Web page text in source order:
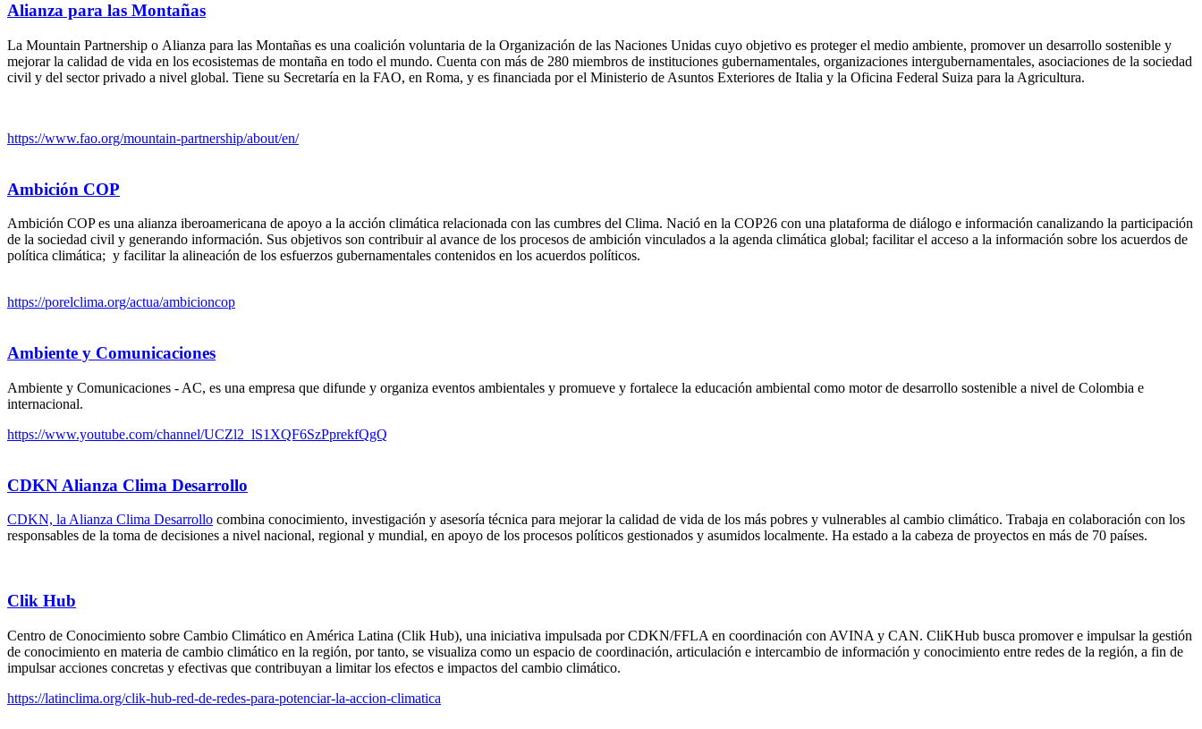
Alianza para las Montañas
La Mountain Partnership o Alianza para las Montañas es una coalición voluntaria de la Organización de las Naciones Unidas cuyo objetivo es proteger el medio ambiente, promover un desarrollo sostenible y
mejorar la calidad de vida en los ecosistemas de montaña en todo el mundo. Cuenta con más de 280 miembros de instituciones gubernamentales, organizaciones intergubernamentales, asociaciones de la sociedad
civil y del sector privado a nivel global. Tiene su Secretaría en la FAO, en Roma, y es financiada por el Ministerio de Asuntos Exteriores de Italia y la Oficina Federal Suiza para la Agricultura.
https://www.fao.org/mountain-partnership/about/en/
Ambición COP
Ambición COP es una alianza iberoamericana de apoyo a la acción climática relacionada con las cumbres del Clima. Nació en la COP26 con una plataforma de diálogo e información canalizando la participación
de la sociedad civil y generando información. Sus objetivos son contribuir al avance de los procesos de ambición vinculados a la agenda climática global; facilitar el acceso a la información sobre los acuerdos de
política climática; y facilitar la alineación de los esfuerzos gubernamentales contenidos en los acuerdos políticos.
https://porelclima.org/actua/ambicioncop
Ambiente y Comunicaciones
Ambiente y Comunicaciones - AC, es una empresa que difunde y organiza eventos ambientales y promueve y fortalece la educación ambiental como motor de desarrollo sostenible a nivel de Colombia e
internacional.
https://www.youtube.com/channel/UCZl2_lS1XQF6SzPprekfQgQ
CDKN Alianza Clima Desarrollo
CDKN, la Alianza Clima Desarrollo combina conocimiento, investigación y asesoría técnica para mejorar la calidad de vida de los más pobres y vulnerables al cambio climático. Trabaja en colaboración con los
responsables de la toma de decisiones a nivel nacional, regional y mundial, en apoyo de los procesos políticos gestionados y asumidos localmente. Ha estado a la cabeza de proyectos en más de 70 países.
Clik Hub
Centro de Conocimiento sobre Cambio Climático en América Latina (Clik Hub), una iniciativa impulsada por CDKN/FFLA en coordinación con AVINA y CAN. CliKHub busca promover e impulsar la gestión
de conocimiento en materia de cambio climático en la región, por tanto, se visualiza como un espacio de coordinación, articulación e intercambio de información y conocimiento entre redes de la región, a fin de
impulsar acciones concretas y efectivas que contribuyan a limitar los efectos e impactos del cambio climático.
https://latinclima.org/clik-hub-red-de-redes-para-potenciar-la-accion-climatica